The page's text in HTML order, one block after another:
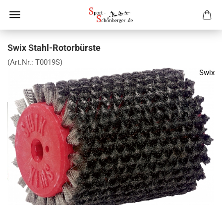
Swix Stahl-Rotorbürste
(Art.Nr.: T0019S)
Swix